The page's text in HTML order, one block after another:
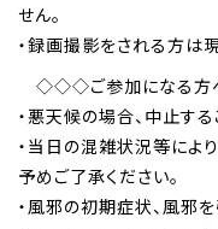
せん。
・録画撮影をされる方は
◇◇◇ご参加になる
・悪天候の場合、中止する
・当日の混雑状況等によ
予めご了承ください。
・風邪の初期症状、風邪